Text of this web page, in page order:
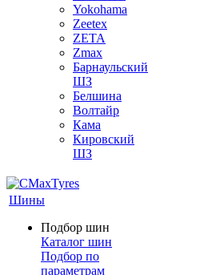
Yokohama
Zeetex
ZETA
Zmax
Барнаульский
ШЗ
Белшина
Волтайр
Кама
Кировский
ШЗ
Шины
Подбор шин
Каталог шин
Подбор по
параметрам